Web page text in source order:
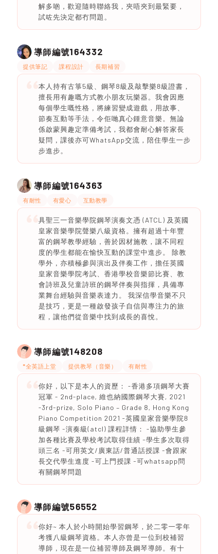
解多啲，歡迎隨時聯絡我，夾唔夾到最緊要，
試咗先決定都冇問題。
導師編號164332
提供筆記 課程設計 長期補習
本人持有古箏5級、鋼琴8級及敲擊樂8級證書，
擅長用有趣嘅方式教小朋友玩樂器。我會因應
每個學生嘅性格，將練習變成遊戲，用故事、
節奏互動等手法，令佢哋真心鍾意音樂。無論
係啟蒙興趣定準備考試，我都會耐心解答家長
疑問，課後亦可WhatsApp交流，陪住學生一步
步進步。
導師編號164363
有耐性 有愛心 互動教學
具聖三一音樂學院鋼琴演奏文憑 (ATCL) 及英國
皇家音樂學院聲樂八級資格。擁有超過十年豐
富的鋼琴教學經驗，善於因材施教，讓不同程
度的學生都能在愉快互動的課堂中進步。 除教
學外，亦積極參與演出及伴奏工作，擔任英國
皇家音樂學院考試、香港學校音樂節比賽、教
會詩班及兒童詩班的鋼琴伴奏與指揮，具備專
業舞台經驗與音樂表達力。 我深信學音樂不只
是技巧，更是一種啟發孩子自信與專注力的旅
程，讓他們從音樂中找到成長的喜悅。
導師編號148208
*全英語上堂 提供教琴（音樂） 有耐性
你好，以下是本人的資歷： -香港多項鋼琴大賽
冠軍 - 2nd-place, 維也納國際鋼琴大賽, 2021
-3rd-prize, Solo Piano – Grade 8, Hong Kong
Piano Competition 2021 -英國皇家音樂學院8
級鋼琴 -演奏級(atcl) 課程詳情： -協助學生參
加各種比賽及學校考試取得佳績 -學生多次取得
頭三名 -可用英文/廣東話/普通話授課 -會跟家
長交代學生進度 -可上門授課 -可whatsapp問
有關鋼琴問題
導師編號56552
你好~ 本人於小時開始學習鋼琴，於二零一零年
考獲八級鋼琴資格。本人亦曾是一位到校補習
導師，現在是一位補習導師及鋼琴導師。有十